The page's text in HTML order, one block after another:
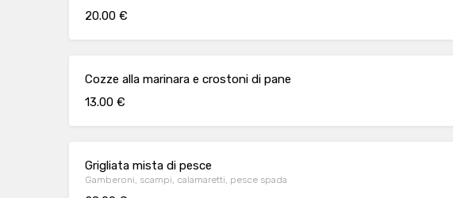
20.00 €
Cozze alla marinara e crostoni di pane
13.00 €
Grigliata mista di pesce
Gamberoni, scampi, calamaretti, pesce spada